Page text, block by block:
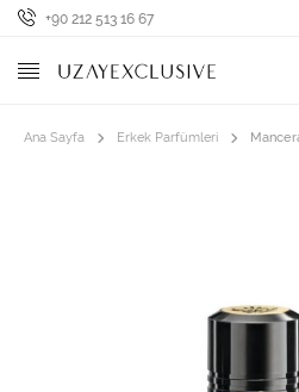
+90 212 513 16 67
Ana Sayfa Erkek Parfümleri